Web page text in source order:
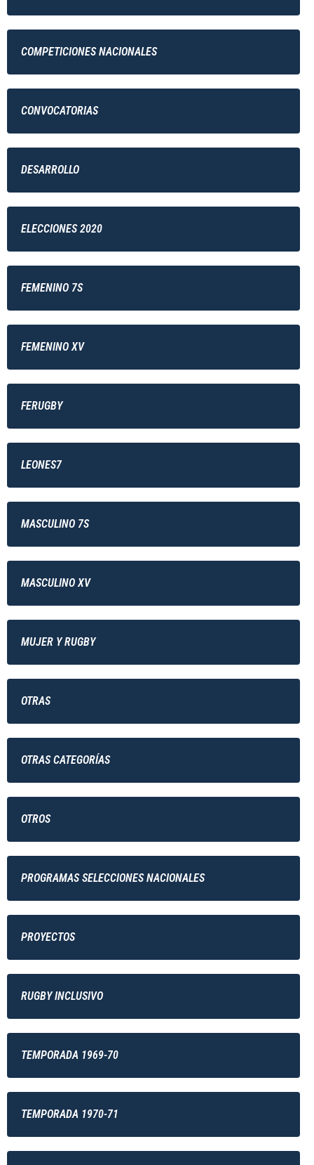
COMPETICIONES NACIONALES
CONVOCATORIAS
DESARROLLO
ELECCIONES 2020
FEMENINO 7S
FEMENINO XV
FERUGBY
LEONES7
MASCULINO 7S
MASCULINO XV
MUJER Y RUGBY
OTRAS
OTRAS CATEGORÍAS
OTROS
PROGRAMAS SELECCIONES NACIONALES
PROYECTOS
RUGBY INCLUSIVO
TEMPORADA 1969-70
TEMPORADA 1970-71